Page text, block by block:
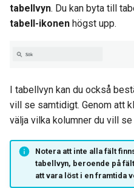
tabellvyn. Du kan byta till
tabell-ikonen högst upp.
I tabellvyn kan du också
vill se samtidigt. Genom att
välja vilka kolumner du vill se
Notera att inte alla fält
tabellvyn, beroende på
att vara löst i en framtida